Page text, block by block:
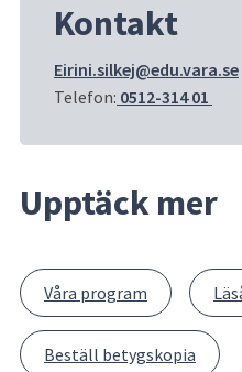
Kontakt
Eirini.silkej@edu.vara.se
Telefon: 0512-314 01
Upptäck mer
Våra program
Beställ betygskopia